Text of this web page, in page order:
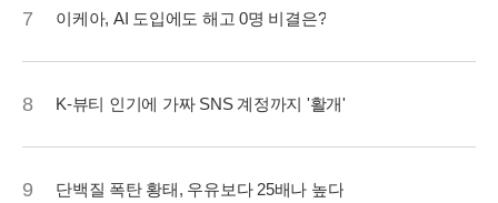
7 이케아, AI 도입에도 해고 0명 비결은?
8 K-뷰티 인기에 가짜 SNS 계정까지 '활개'
9 단백질 폭탄 황태, 우유보다 25배나 높다